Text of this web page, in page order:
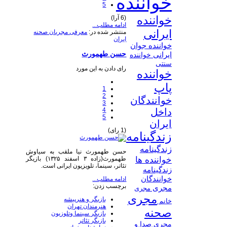
5
(6 آرا)
ادامه مطلب...
منتشر شده در: معرفی مجریان صحنه
ایران
حسن طهمورث
رای دادن به این مورد
1
2
3
4
5
(1 رای)
حسن طهمورث نیا ملقب به سیاوش
طهمورث(زاده ۳ اسفند ۱۳۲۵) بازیگر
تئاتر، سینما، تلویزیون ایرانی است.
ادامه مطلب...
برچسب زدن:
بازیگر و هنرپیشه
هنرمندان تهران
بازیگر سینما وتلوزیون
بازیگر تئاتر
خواننده
ایرانی
خواننده جوان
ایرانی خواننده
سنتی
خواننده
پاپ
خوانندگان
داخل
ایران
زندگینامه
زندگینامه
خواننده ها
زندگینامه
خوانندگان
مجری مجری
خانم مجری
صحنه
مجری صدا و